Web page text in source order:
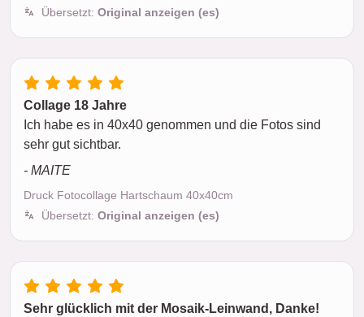
Übersetzt: Original anzeigen (es)
Collage 18 Jahre
Ich habe es in 40x40 genommen und die Fotos sind
sehr gut sichtbar.
- MAITE
Druck Fotocollage Hartschaum 40x40cm
Übersetzt: Original anzeigen (es)
Sehr glücklich mit der Mosaik-Leinwand, Danke!